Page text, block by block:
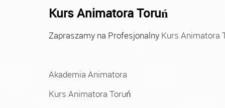
Kurs Animatora Toruń
Zapraszamy na Profesjonalny Kurs Animatora
Akademia Animatora
Kurs Animatora Toruń